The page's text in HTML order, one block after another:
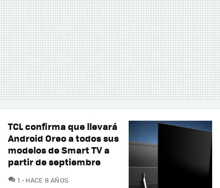
TCL confirma que llevará
Android Oreo a todos sus
modelos de Smart TV a
partir de septiembre
1 COMENTARIOS
HACE 8 AÑOS